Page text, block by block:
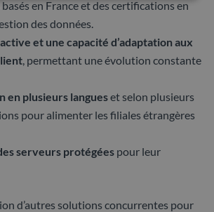
en France et des certifications en
des données.
et une capacité d’adaptation aux
, permettant une évolution constante
en plusieurs langueset selon plusieurs
pour alimenter les filiales étrangères
serveurs protégées pour leur
d’autres solutions concurrentes pour